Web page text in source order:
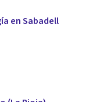
en Sabadell